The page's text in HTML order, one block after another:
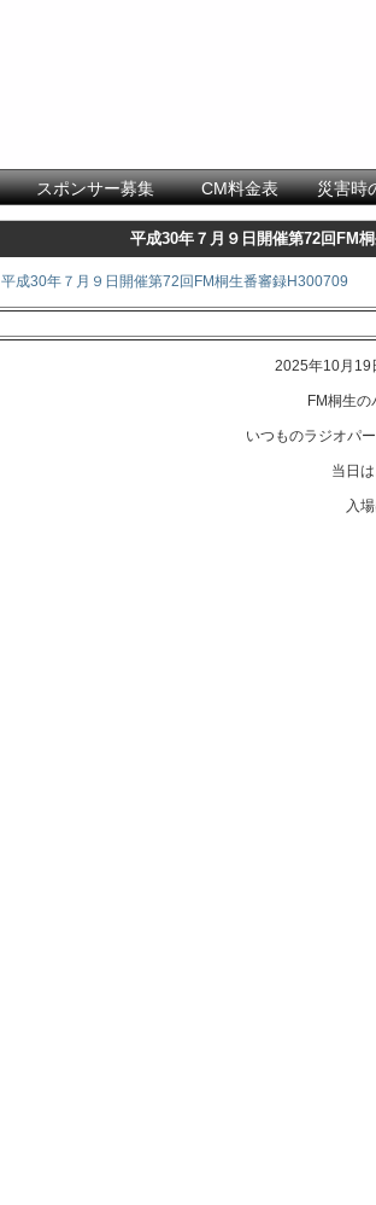
スポンサー募集 CM料金表 災害時
平成30年７月９日開催第72回FM
平成30年７月９日開催第72回FM桐生番審録H300709
2025年10月19
FM桐生
いつものラジオパ
当日
入